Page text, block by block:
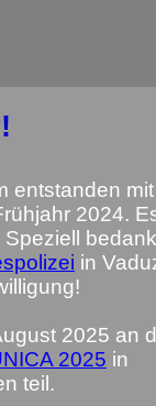
entstanden
2024.
in
2025 an
2025 in
teil.